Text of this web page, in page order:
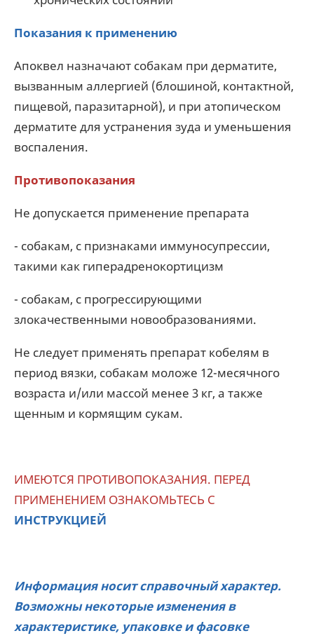
Показания к применению
Апоквел назначают собакам при дерматите,
вызванным аллергией (блошиной, контактной,
пищевой, паразитарной), и при атопическом
дерматите для устранения зуда и уменьшения
воспаления.
Противопоказания
Не допускается применение препарата
- собакам, с признаками иммуносупрессии,
такими как гиперадренокортицизм
- собакам, с прогрессирующими
злокачественными новообразованиями.
Не следует применять препарат кобелям в
период вязки, собакам моложе 12-месячного
возраста и/или массой менее 3 кг, а также
щенным и кормящим сукам.
ИМЕЮТСЯ ПРОТИВОПОКАЗАНИЯ. ПЕРЕД
ПРИМЕНЕНИЕМ ОЗНАКОМЬТЕСЬ С
ИНСТРУКЦИЕЙ
Информация носит справочный характер.
Возможны некоторые изменения в
характеристике, упаковке и фасовке